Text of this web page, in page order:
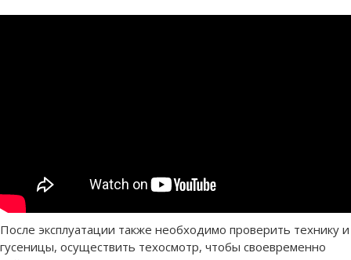
После эксплуатации также необходимо проверить технику и
гусеницы, осуществить техосмотр, чтобы своевременно